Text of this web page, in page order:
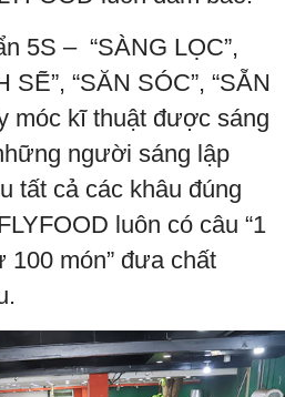
5S – “SÀNG LỌC”,
SẼ”, “SĂN SÓC”, “SẴN
móc kĩ thuật được sáng
người sáng lập
tất cả các khâu đúng
luôn có câu “1
100 món” đưa chất